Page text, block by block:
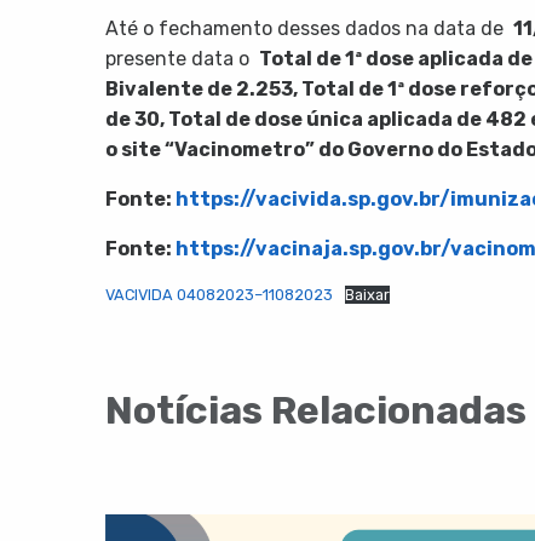
Até o fechamento desses dados na data de
presente data o Total de 1ª dose aplicada de
Bivalente de 2.253, Total de 1ª dose
de 30, Total de dose única aplicada de 482
o site “Vacinometro” do Governo do
Fonte: https://vacivida.sp.gov.br/
Fonte: https://vacinaja.sp.gov.br/
VACIVIDA 04082023–11082023 Baixar
Notícias Relacionadas